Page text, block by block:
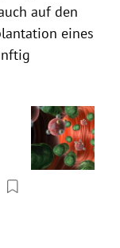
auf den
eines